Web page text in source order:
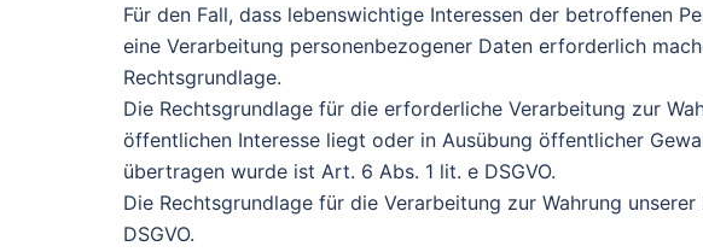
Für den Fall, dass lebenswichtige Interessen der betroffenen
eine Verarbeitung personenbezogener Daten erforderlich
Rechtsgrundlage.
Die Rechtsgrundlage für die erforderliche Verarbeitung zur
öffentlichen Interesse liegt oder in Ausübung öffentlicher
übertragen wurde ist Art. 6 Abs. 1 lit. e DSGVO.
Die Rechtsgrundlage für die Verarbeitung zur Wahrung
DSGVO.